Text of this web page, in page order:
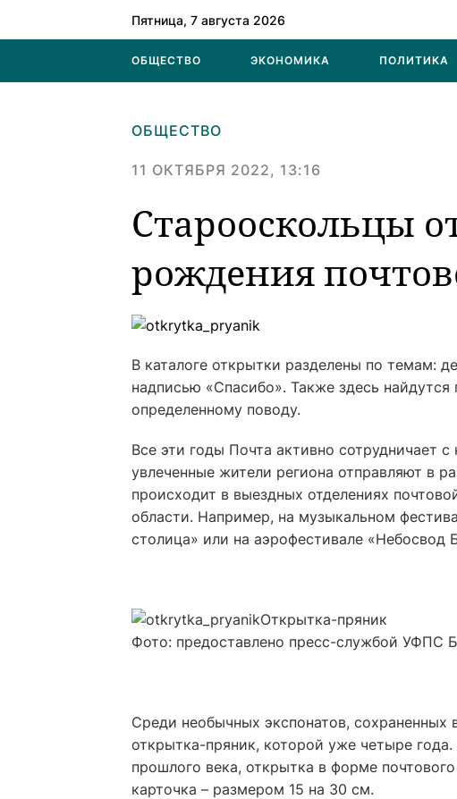
Пятница, 7 августа 2026
ОБЩЕСТВО ЭКОНОМИКА ПОЛИТИКА
ОБЩЕСТВО
11 ОКТЯБРЯ 2022, 13:16
Старооскольцы
рождения
В каталоге открытки разделены по темам:
надписью «Спасибо». Также здесь
определенному поводу.
Все эти годы Почта активно сотрудничает
увлеченные жители региона отправляют в
происходит в выездных отделениях
области. Например, на музыкальном
столица» или на аэрофестивале «Небосвод
Открытка-пряник
Фото: предоставлено пресс-службой УФПС
Среди необычных экспонатов, сохраненных
открытка-пряник, которой уже четыре
прошлого века, открытка в форме
карточка – размером 15 на 30 см.